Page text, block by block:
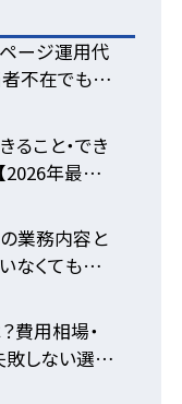
ージ運用代
不在でも集
こと・でき
年最新】
業務内容と
なくても回
費用相場・
敗しない選び